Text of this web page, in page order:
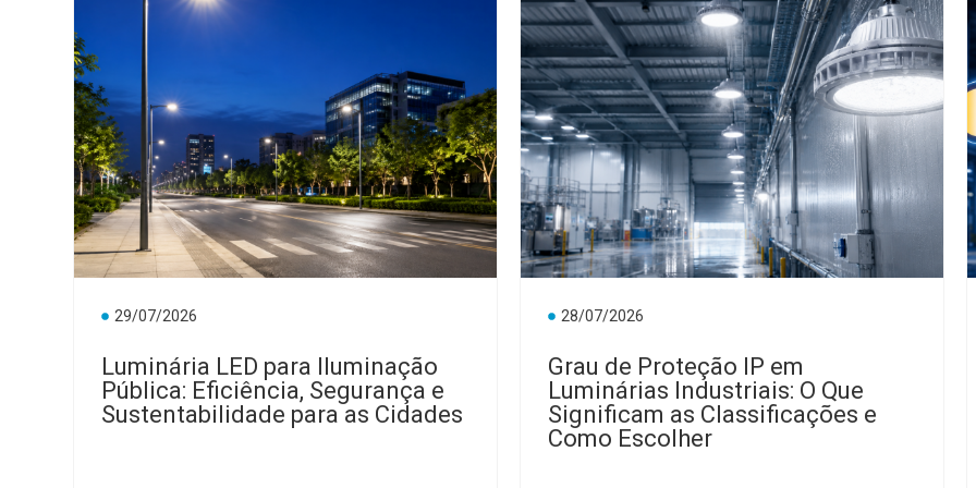
29/07/2026
Luminária LED para Iluminação
Pública: Eficiência, Segurança e
Sustentabilidade para as Cidades
28/07/2026
Grau de Proteção IP em
Luminárias Industriais: O Que
Significam as Classificações e
Como Escolher